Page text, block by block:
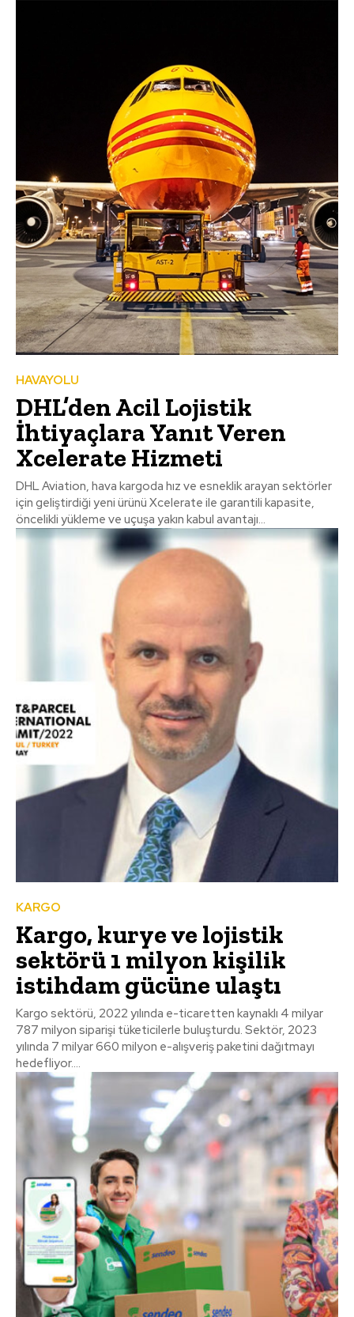
HAVAYOLU
DHL’den Acil Lojistik
İhtiyaçlara Yanıt Veren
Xcelerate Hizmeti
DHL Aviation, hava kargoda hız ve esneklik arayan sektörler
için geliştirdiği yeni ürünü Xcelerate ile garantili kapasite,
öncelikli yükleme ve uçuşa yakın kabul avantajı...
KARGO
Kargo, kurye ve lojistik
sektörü 1 milyon kişilik
istihdam gücüne ulaştı
Kargo sektörü, 2022 yılında e-ticaretten kaynaklı 4 milyar
787 milyon siparişi tüketicilerle buluşturdu. Sektör, 2023
yılında 7 milyar 660 milyon e-alışveriş paketini dağıtmayı
hedefliyor....